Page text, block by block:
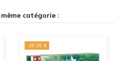
catégorie :
-19,99 €